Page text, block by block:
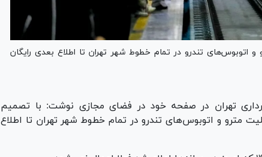
اتوبوس‌های تندرو در تمام خطوط شهر تهران تا اطلاع بعدی رایگان
تهران در صفحه خود در فضای مجازی نوشت: ‏با تصمیم
مترو و اتوبوس‌های تندرو در تمام خطوط شهر تهران تا اطلاع